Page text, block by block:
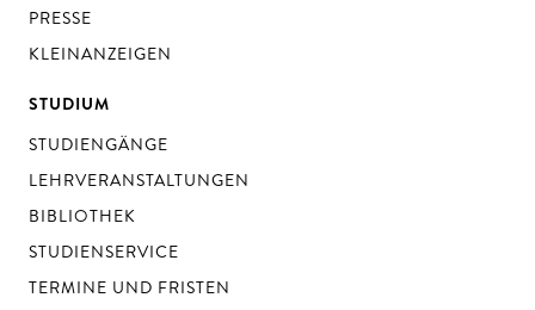
PRESSE
KLEINANZEIGEN
STUDIUM
STUDIENGÄNGE
LEHRVERANSTALTUNGEN
BIBLIOTHEK
STUDIENSERVICE
TERMINE UND FRISTEN